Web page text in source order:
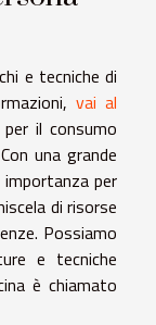
e tecniche di
vai al
il consumo
una grande
per
di risorse
Possiamo
e tecniche
è chiamato